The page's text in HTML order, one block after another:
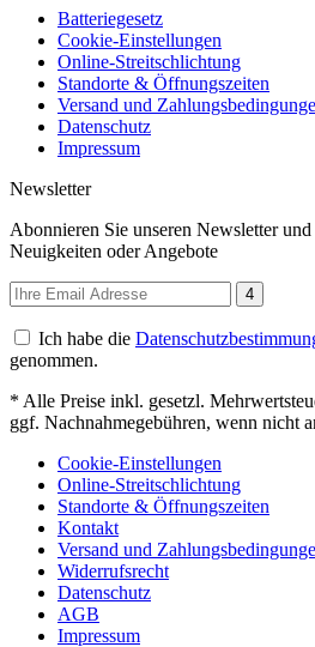
Batteriegesetz
Cookie-Einstellungen
Online-Streitschlichtung
Standorte & Öffnungszeiten
Versand und
Datenschutz
Impressum
Newsletter
Abonnieren Sie unseren Newsletter
Neuigkeiten oder Angebote
4
Ich habe die
genommen.
* Alle Preise inkl. gesetzl.
ggf. Nachnahmegebühren, wenn nicht
Cookie-Einstellungen
Online-Streitschlichtung
Standorte & Öffnungszeiten
Kontakt
Versand und
Widerrufsrecht
Datenschutz
AGB
Impressum